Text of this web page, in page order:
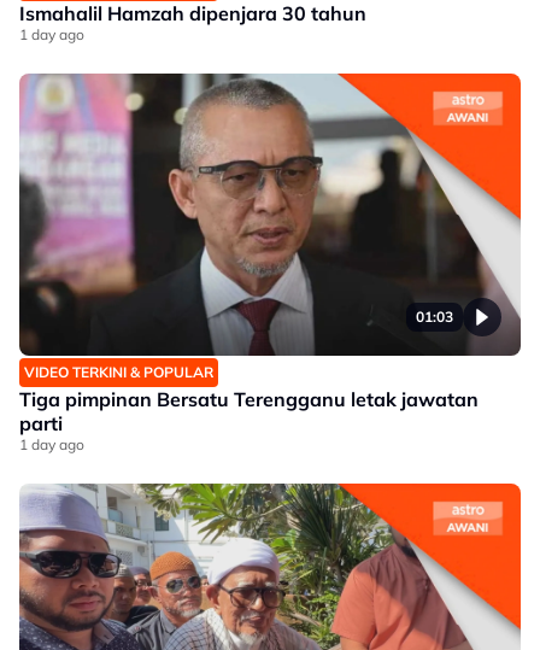
Ismahalil Hamzah dipenjara 30 tahun
1 day ago
01:03
VIDEO TERKINI & POPULAR
Tiga pimpinan Bersatu Terengganu letak jawatan
parti
1 day ago